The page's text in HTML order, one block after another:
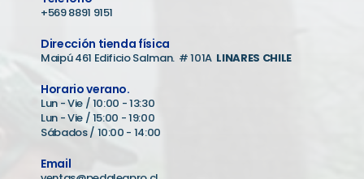
+569 8891 9151
Dirección tienda física
Maipú 461 Edificio Salman. # 101A LINARES CHILE
Horario verano.
Lun - Vie / 10:00 - 13:30
Lun - Vie / 15:00 - 19:00
Sábados / 10:00 - 14:00
Email